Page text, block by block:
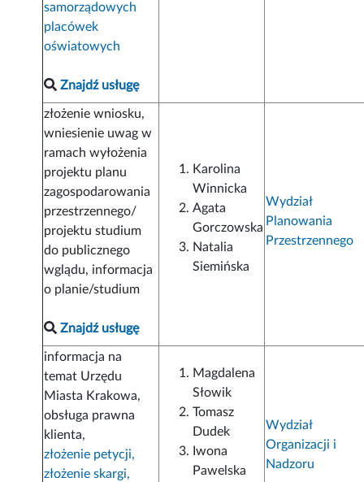
samorządowych
placówek
oświatowych
Znajdź usługę
złożenie wniosku,
wniesienie uwag w
ramach wyłożenia
projektu planu
zagospodarowania
przestrzennego/
projektu studium
do publicznego
wglądu, informacja
o planie/studium
Znajdź usługę
Karolina
Winnicka
Agata
Gorczowska
Natalia
Siemińska
Wydział
Planowania
Przestrzennego
informacja na
temat Urzędu
Miasta Krakowa,
obsługa prawna
klienta,
złożenie petycji,
złożenie skargi,
Magdalena
Słowik
Tomasz
Dudek
Iwona
Pawelska
Wydział
Organizacji i
Nadzoru